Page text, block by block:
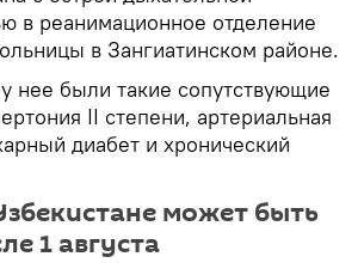
в реанимационное отделение
в Зангиатинском районе.
нее были такие сопутствующие
II степени, артериальная
диабет и хронический
может быть
1 августа